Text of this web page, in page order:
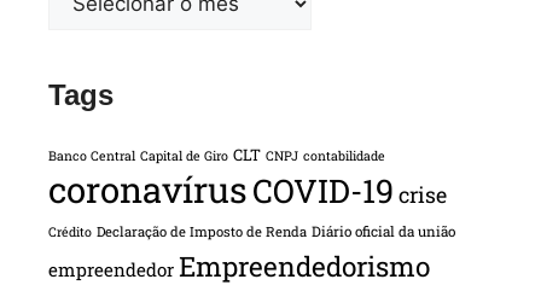
Tags
Banco Central Capital de Giro CLT CNPJ contabilidade
coronavírusCOVID-19 crise
Crédito Declaração de Imposto de Renda Diário oficial da união
empreendedor Empreendedorismo